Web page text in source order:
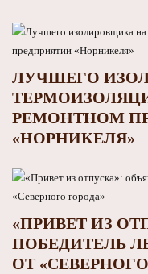
ЛУЧШЕГО
РЕМОНТНОМ
«НОРНИКЕЛЯ»
«ПРИВЕТ ИЗ
ПОБЕДИТЕЛЬ
ОТ